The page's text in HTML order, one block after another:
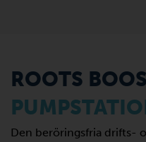
ROOTS
Den beröringsfria drifts-